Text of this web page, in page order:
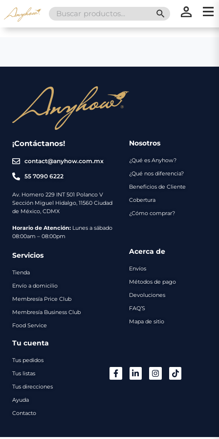
Search
for:
SEARCH
¡Contáctanos!
contact@anyhow.com.mx
55 7090 6222
Av. Homero 229 INT 501 Polanco V
Sección Miguel Hidalgo, 11560 Ciudad
de México, CDMX
Horario de Atención: Lunes a sábado
08:00am – 08:00pm
Nosotros
¿Qué es Anyhow?
¿Qué nos diferencia?
Beneficios de Cliente
Cobertura
¿Cómo comprar?
Servicios
Tienda
Envío a domicilio
Membresía Price Club
Membresía Business Club
Food Service
Acerca de
Envíos
Métodos de pago
Devoluciones
FAQ’S
Mapa de sitio
Tu cuenta
Tus pedidos
Tus listas
Tus direcciones
Ayuda
Contacto
Nosotros
Servicios
Envíos
Métodos
de
Catálogo
Regalos
Contacto